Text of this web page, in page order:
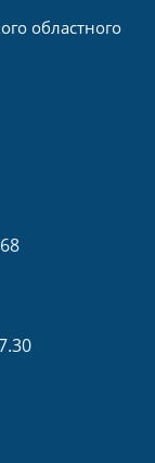
областного